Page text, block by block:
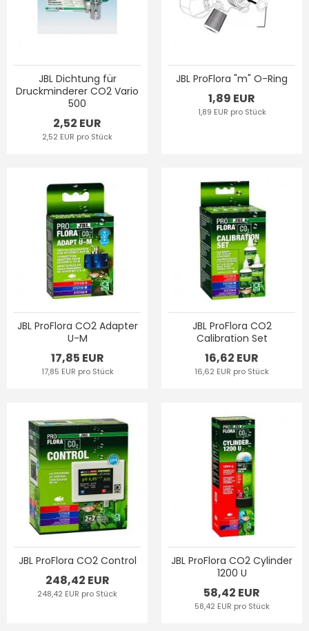
JBL Dichtung für
Druckminderer CO2 Vario
500
2,52 EUR
2,52 EUR pro Stück
JBL ProFlora "m" O-Ring
1,89 EUR
1,89 EUR pro Stück
JBL ProFlora CO2 Adapter
U-M
17,85 EUR
17,85 EUR pro Stück
JBL ProFlora CO2
Calibration Set
16,62 EUR
16,62 EUR pro Stück
JBL ProFlora CO2 Control
248,42 EUR
248,42 EUR pro Stück
JBL ProFlora CO2 Cylinder
1200 U
58,42 EUR
58,42 EUR pro Stück